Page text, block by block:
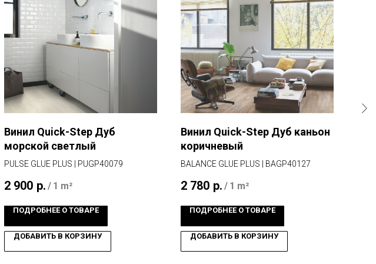
Винил Quick-Step Дуб
морской светлый
PULSE GLUE PLUS | PUGP40079
2 900 р. / 1 m²
ПОДРОБНЕЕ О ТОВАРЕ
ДОБАВИТЬ В КОРЗИНУ
Винил Quick-Step Дуб каньон
коричневый
BALANCE GLUE PLUS | BAGP40127
2 780 р. / 1 m²
ПОДРОБНЕЕ О ТОВАРЕ
ДОБАВИТЬ В КОРЗИНУ